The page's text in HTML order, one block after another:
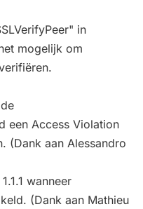
in
mogelijk om
een Access Violation
(Dank aan Alessandro
wanneer
(Dank aan Mathieu